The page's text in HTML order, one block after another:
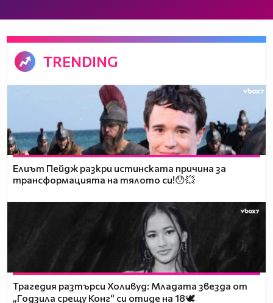
TRENDING
Елиът Пейдж разкри истинската причина за
трансформацията на тялото си!😯💥
Трагедия разтърси Холивуд: Младата звезда от
„Годзила срещу Конг“ си отиде на 18🕊️